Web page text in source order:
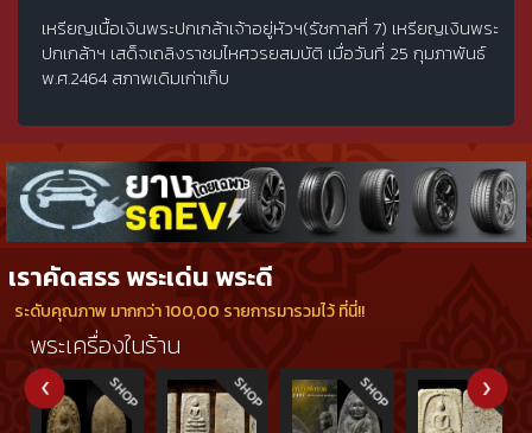
เหรียญเนื้อเงินพระปกเกล้าเจ้าอยู่หัวฯ(รัชกาลที่ 7) เหรียญเงินพระ
ปกเกล้าฯ เสด็จเถลิงราชมไหศวรยสมบัติ เมื่อวันที่ 25 กุมภาพันธ์
พ.ศ.2464 สภาพเดิมเก่าเก็บ
เราคัดสรร พระเด่น พระดี
ระดับคุณภาพ มากกว่า 100,00 รายการมารวมไว้ ที่นี่!!
พระเครื่องในร้าน